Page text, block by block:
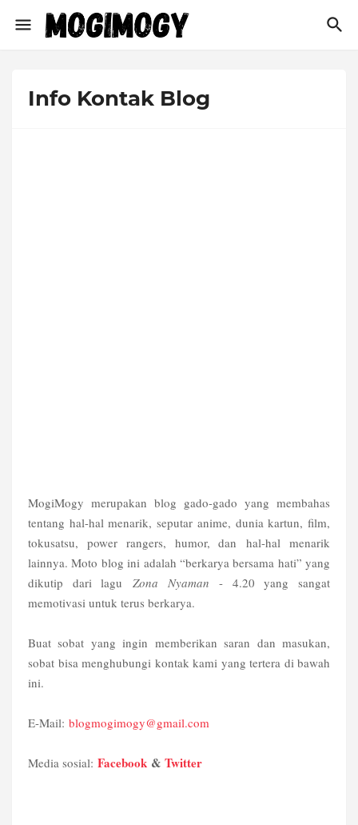
Info Kontak Blog
MogiMogy merupakan blog gado-gado yang membahas
tentang hal-hal menarik, seputar anime, dunia kartun, film,
tokusatsu, power rangers, humor, dan hal-hal menarik
lainnya. Moto blog ini adalah “berkarya bersama hati” yang
dikutip dari lagu Zona Nyaman - 4.20 yang sangat
memotivasi untuk terus berkarya.
Buat sobat yang ingin memberikan saran dan masukan,
sobat bisa menghubungi kontak kami yang tertera di bawah
ini.
E-Mail: blogmogimogy@gmail.com
Media sosial: Facebook & Twitter